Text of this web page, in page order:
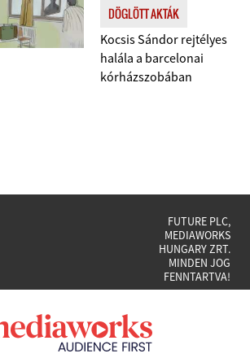
DÖGLÖTT AKTÁK
Kocsis Sándor rejtélyes
halála a barcelonai
kórházszobában
FUTURE PLC,
MEDIAWORKS
HUNGARY ZRT.
MINDEN JOG
FENNTARTVA!